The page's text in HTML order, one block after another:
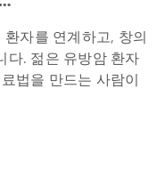
자를 연계하고, 창의
다. 젊은 유방암 환자
법을 만드는 사람이